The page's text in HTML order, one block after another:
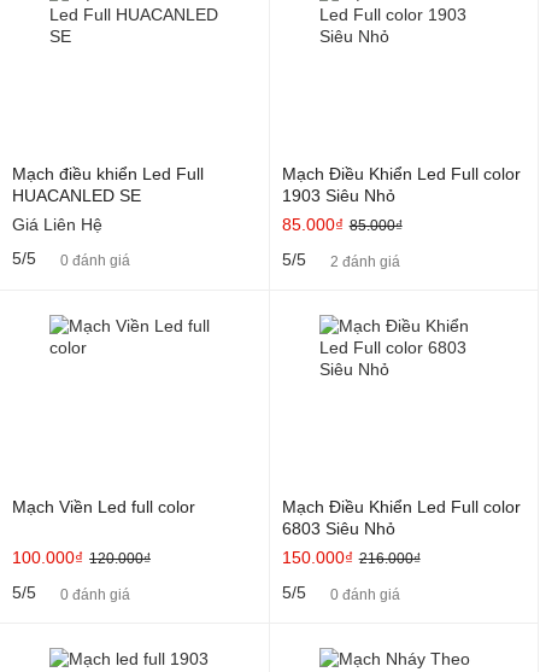
Mạch điều khiển Led Full
HUACANLED SE
Giá Liên Hệ
5/5
0 đánh giá
Mạch Điều Khiển Led Full color
1903 Siêu Nhỏ
85.000₫ 85.000₫
5/5 2 đánh giá
Mạch Viền Led full color
100.000₫ 120.000₫
5/5 0 đánh giá
Mạch Điều Khiển Led Full color
6803 Siêu Nhỏ
150.000₫ 216.000₫
5/5 0 đánh giá